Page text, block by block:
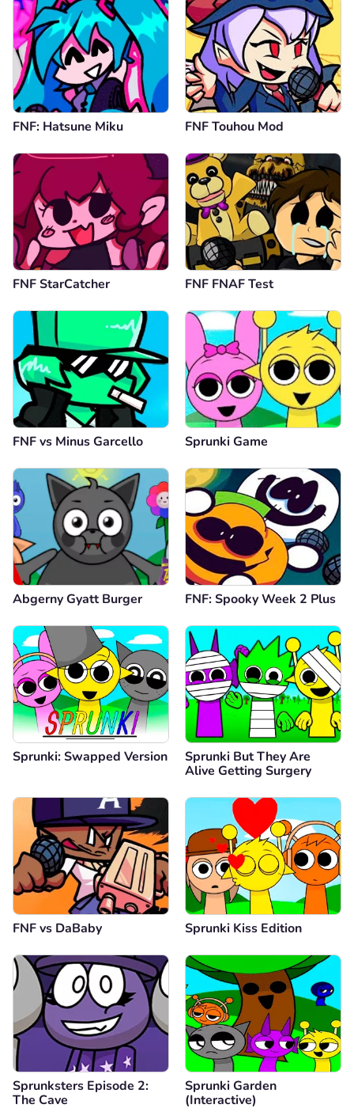
FNF: Hatsune Miku FNF Touhou Mod
FNF StarCatcher FNF FNAF Test
FNF vs Minus Garcello Sprunki Game
Abgerny Gyatt Burger FNF: Spooky Week 2 Plus
Sprunki: Swapped Version
Sprunki But They Are
Alive Getting Surgery
FNF vs DaBaby Sprunki Kiss Edition
Sprunksters Episode 2:
The Cave
Sprunki Garden
(Interactive)